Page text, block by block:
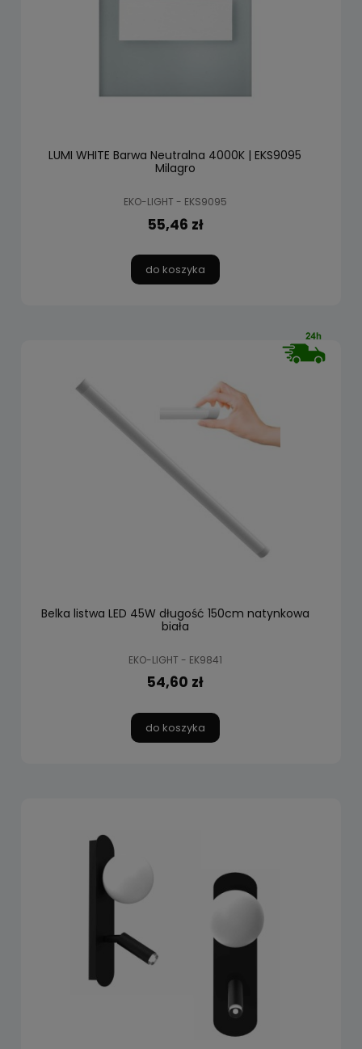
LUMI WHITE Barwa Neutralna 4000K | EKS9095
Milagro
EKO-LIGHT - EKS9095
55,46 zł
do koszyka
Belka listwa LED 45W długość 150cm natynkowa
biała
EKO-LIGHT - EK9841
54,60 zł
do koszyka